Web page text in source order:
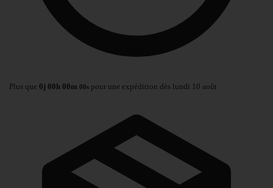
Plus que 0j 00h 00m 00s pour une expédition dès lundi 10 août